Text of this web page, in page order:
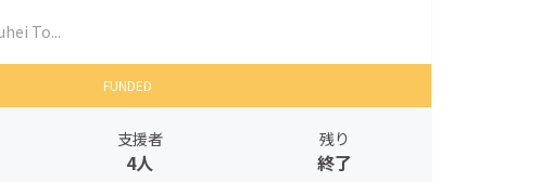
To...
FUNDED
支援者
4人
残り
終了